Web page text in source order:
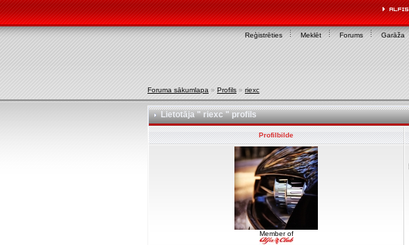
Reģistrēties Meklēt Forums Garāža
Foruma sākumlapa » Profils » riexc
Lietotāja " riexc " profils
Profilbilde
Member of